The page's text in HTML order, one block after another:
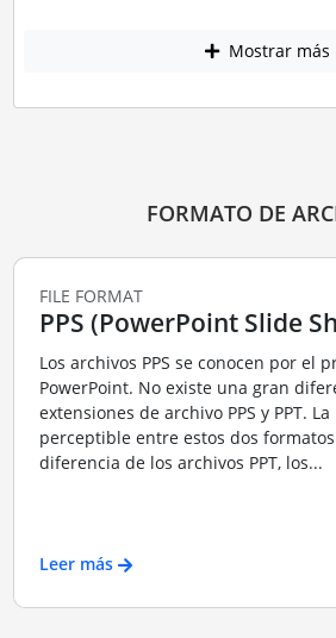
Mostrar más
FORMATO DE
FILE FORMAT
PPS (PowerPoint Slide
Los archivos PPS se conocen por el
PowerPoint. No existe una gran
extensiones de archivo PPS y PPT.
perceptible entre estos dos
diferencia de los archivos PPT, los...
Leer más